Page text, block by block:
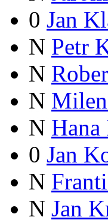
0 Jan
N Petr
N
N
N
0 Jan
N
N Jan